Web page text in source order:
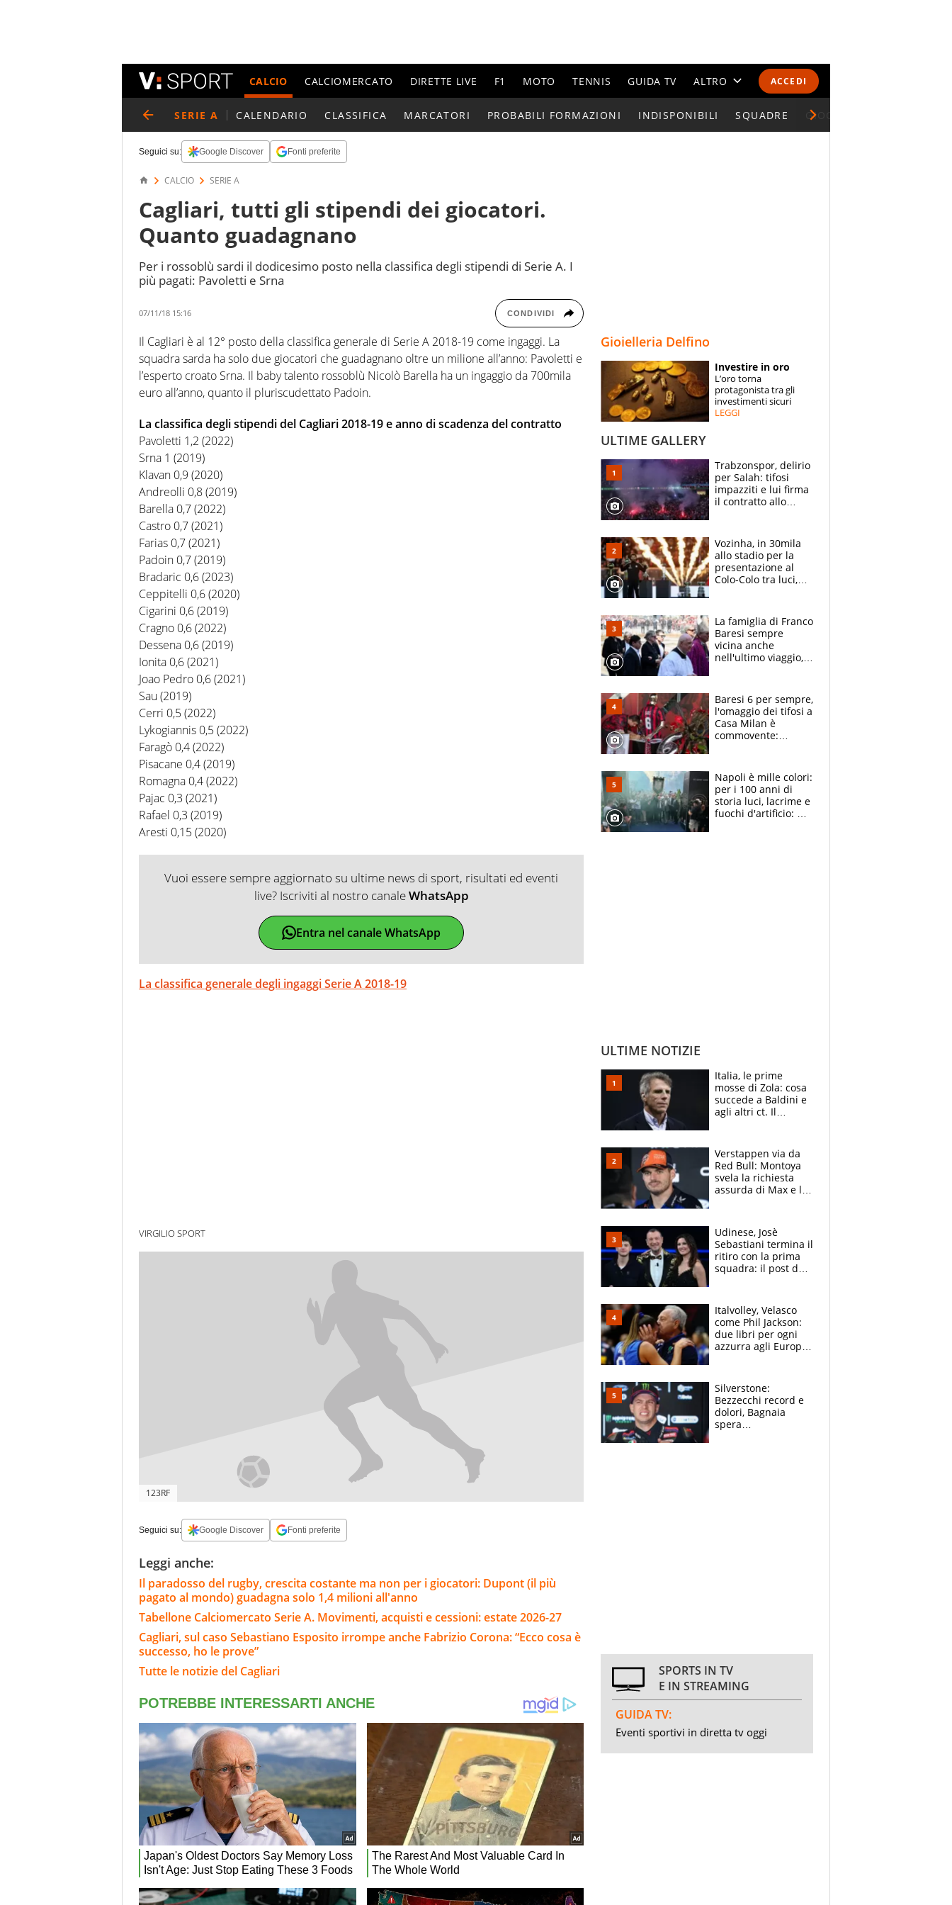
ACCEDI
CALCIO CALCIOMERCATO DIRETTE LIVE F1 MOTO TENNIS GUIDA TV ALTRO
CALENDARI E CLASSIFICHE
ESPERTI
CONTATTI
SERIE A CALENDARIO CLASSIFICA MARCATORI PROBABILI FORMAZIONI INDISPONIBILI SQUADRE GIOCATORI SERIE A
Seguici su: Google Discover Fonti preferite
CALCIO SERIE A
Cagliari, tutti gli stipendi dei giocatori.
Quanto guadagnano
Per i rossoblù sardi il dodicesimo posto nella classifica degli stipendi di Serie A. I
più pagati: Pavoletti e Srna
07/11/18 15:16 CONDIVIDI
Il Cagliari è al 12° posto della classifica generale di Serie A 2018-19 come ingaggi. La
squadra sarda ha solo due giocatori che guadagnano oltre un milione all’anno: Pavoletti e
l’esperto croato Srna. Il baby talento rossoblù Nicolò Barella ha un ingaggio da 700mila
euro all’anno, quanto il pluriscudettato Padoin.
La classifica degli stipendi del Cagliari 2018-19 e anno di scadenza del contratto
Pavoletti 1,2 (2022)
Srna 1 (2019)
Klavan 0,9 (2020)
Andreolli 0,8 (2019)
Barella 0,7 (2022)
Castro 0,7 (2021)
Farias 0,7 (2021)
Padoin 0,7 (2019)
Bradaric 0,6 (2023)
Ceppitelli 0,6 (2020)
Cigarini 0,6 (2019)
Cragno 0,6 (2022)
Dessena 0,6 (2019)
Ionita 0,6 (2021)
Joao Pedro 0,6 (2021)
Sau (2019)
Cerri 0,5 (2022)
Lykogiannis 0,5 (2022)
Faragò 0,4 (2022)
Pisacane 0,4 (2019)
Romagna 0,4 (2022)
Pajac 0,3 (2021)
Rafael 0,3 (2019)
Aresti 0,15 (2020)
Vuoi essere sempre aggiornato su ultime news di sport, risultati ed eventi
live? Iscriviti al nostro canaleWhatsApp
Entra nel canale WhatsApp
La classifica generale degli ingaggi Serie A 2018-19
VIRGILIO SPORT
123RF
Seguici su: Google Discover Fonti preferite
Leggi anche:
Il paradosso del rugby, crescita costante ma non per i giocatori: Dupont (il più
pagato al mondo) guadagna solo 1,4 milioni all'anno
Tabellone Calciomercato Serie A. Movimenti, acquisti e cessioni: estate 2026-27
Cagliari, sul caso Sebastiano Esposito irrompe anche Fabrizio Corona: “Ecco cosa è
successo, ho le prove”
Tutte le notizie del Cagliari
Gioielleria Delfino
Investire in oro
L’oro torna
protagonista tra gli
investimenti sicuri
LEGGI
ULTIME GALLERY
Trabzonspor, delirio
per Salah: tifosi
impazziti e lui firma
il contratto allo
Vozinha, in 30mila
allo stadio per la
presentazione al
Colo-Colo tra luci,
La famiglia di Franco
Baresi sempre
vicina anche
nell'ultimo viaggio,
circondati
dall'affetto dei tifosi
Baresi 6 per sempre,
l'omaggio dei tifosi a
Casa Milan è
commovente:
bigliettini
Napoli è mille colori:
per i 100 anni di
storia luci, lacrime e
fuochi d'artificio: De
ULTIME NOTIZIE
Italia, le prime
mosse di Zola: cosa
succede a Baldini e
agli altri ct. Il
azzurri
Verstappen via da
Red Bull: Montoya
svela la richiesta
assurda di Max e lo
McLaren siano
meglio?”
Udinese, Josè
Sebastiani termina il
ritiro con la prima
squadra: il post del
sfondo
Italvolley, Velasco
come Phil Jackson:
due libri per ogni
azzurra agli Europei.
Silverstone:
Bezzecchi record e
dolori, Bagnaia
spera
SPORTS IN TV
E IN STREAMING
GUIDA TV:
Eventi sportivi in diretta tv oggi